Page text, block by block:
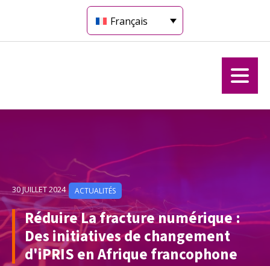
Français
30 JUILLET 2024 ACTUALITÉS
Réduire La fracture numérique :
Des initiatives de changement
d'iPRIS en Afrique francophone